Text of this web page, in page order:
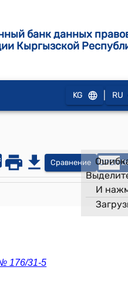
банк данных
Кыргызской
KG RU
Сравнение OPEN
И